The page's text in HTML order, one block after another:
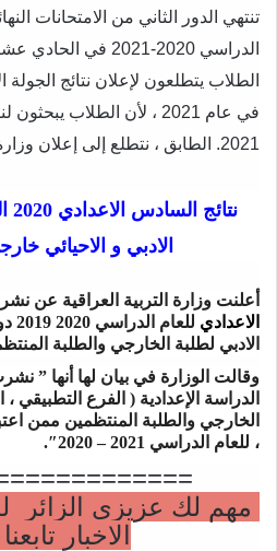
تنتهي الدور الثاني من الامتحانات
الدراسي 2020-2021
الطلاب يتطلعون لإعلان نتائج الجولة
في عام 2021 ، لأن الطلاب
2021. الطابق ، نتطلع إلى إعلان وزارة التربية والتعليم.
الادبي و الاحيائي
أعلنت وزارة التربية العراقية عن نشر
الاعدادي
الادبي لطلبة الخارجي والطلبة
وقالت الوزارة في بيان لها أنها ”
الدراسة الإعدادية ( الفرع التطبيقي
الخارجي والطلبة المنتظمين ممن
، للعام الدراسي 2021 – 2020″.
مهم لك عزيزي
الاخبار